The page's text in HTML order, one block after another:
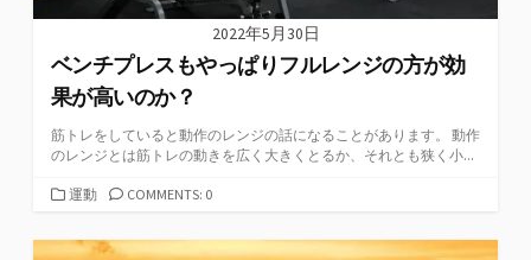
2022年5月30日
ベンチプレスもやっぱりフルレンジの方が効
果が高いのか？
筋トレをしていると動作のレンジの話になることがあります。 動作
のレンジとは筋トレの動きを広く大きくとるか、それとも狭く小...
カ
ゴ
運動 COMMENTS: 0